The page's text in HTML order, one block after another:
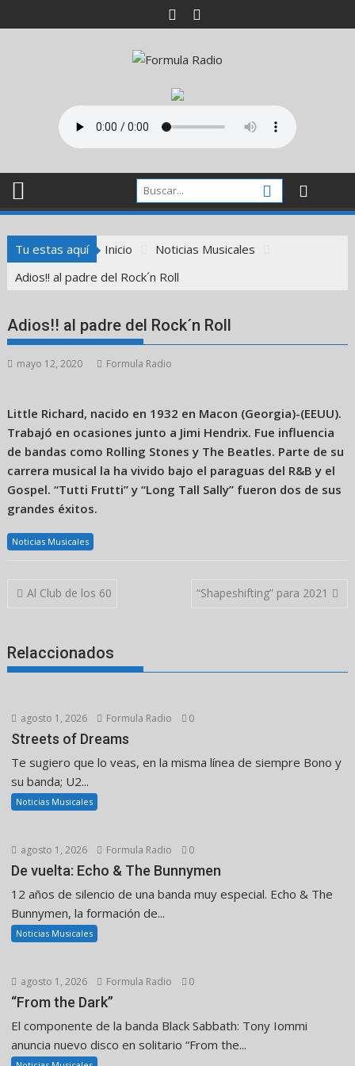
al
Tu estas aquí Inicio
Noticias Musicales
Adios!! al padre del Rock´n Roll
Adios!! al padre del Rock´n Roll
mayo 12, 2020 Formula Radio
Little Richard, nacido en 1932 en Macon (Georgia)-(EEUU).
Trabajó en ocasiones junto a Jimi Hendrix. Fue influencia
de bandas como Rolling Stones y The Beatles. Parte de su
carrera musical la ha vivido bajo el paraguas del R&B y el
Gospel. “Tutti Frutti” y “Long Tall Sally” fueron dos de sus
grandes éxitos.
Noticias Musicales
Navegación
Al Club de los 60 “Shapeshifting” para 2021
Relaccionados
agosto 1, 2026 Formula Radio 0
Streets of Dreams
Te sugiero que lo veas, en la misma línea de siempre Bono y
su banda; U2...
Noticias Musicales
agosto 1, 2026 Formula Radio 0
De vuelta: Echo & The Bunnymen
12 años de silencio de una banda muy especial. Echo & The
Bunnymen, la formación de...
Noticias Musicales
agosto 1, 2026 Formula Radio 0
“From the Dark”
El componente de la banda Black Sabbath: Tony Iommi
anuncia nuevo disco en solitario “From the...